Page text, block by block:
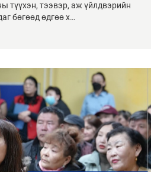
түүхэн, тээвэр, аж үйлдвэрийн
бөгөөд өдгөө х…